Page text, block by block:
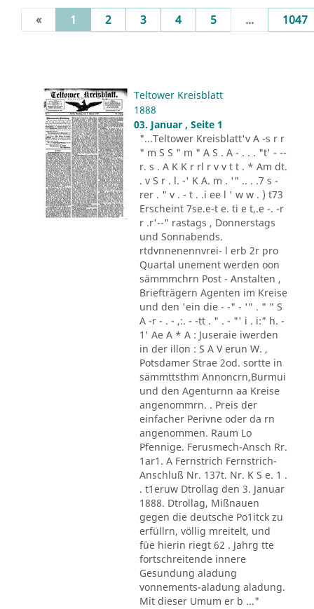
« 1 (current)
2 3 4 5 ... 1047
Teltower Kreisblatt
1888
03. Januar , Seite 1
"...Teltower Kreisblatt'v A -s r r
" m S S " m " A S . A - . . . "t' - --
r. s . A K K r rl r v v t t . * Am dt.
. v S r . l. -' K A. m . '" .. . .7 s -
rer . " v . - t . .i ee l ' w w . ) t73
Erscheint 7se.e-t e. ti e t,.e -. -r
r .r'--" rastags , Donnerstags
und Sonnabends.
rtdvnnenennvrei- l erb 2r pro
Quartal unement werden oon
sämmmchrn Post - Anstalten ,
Briefträgern Agenten im Kreise
und den 'ein die - -" - '" . " " S
A -r - . - ,:. - -tt . " . - "' i . i:" h. -
1' Ae A * A : Juseraie iwerden
in der illon : S A V erun W. ,
Potsdamer Strae 2od. sortte in
sämmttsthm Annoncrn,Burmui
und den Agenturnn aa Kreise
angenommrn. . Preis der
einfacher Perivne oder da rn
angenommen. Raum Lo
Pfennige. Ferusmech-Ansch Rr.
1ar1. A Fernstrich Fernstrich-
Anschluß Nr. 137t. Nr. K S e. 1 .
. t1eruw Dtrollag den 3. Januar
1888. Dtrollag, Mißnauen
gegen die deutsche Po1itck zu
erfüllrn, völlig mreitelt, und
füe hierin riegt 62 . Jahrg tte
fortschreitende innere
Gesundung aladung
vonnements-aladung aladung.
Mit dieser Umum er b ..."